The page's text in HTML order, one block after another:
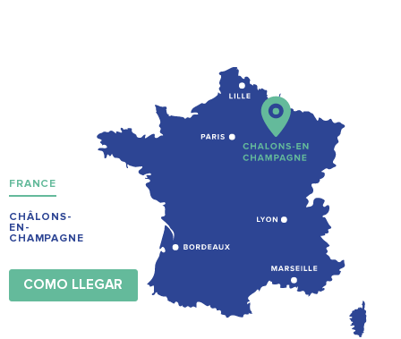
FRANCE
CHÂLONS-
EN-
CHAMPAGNE
COMO LLEGAR